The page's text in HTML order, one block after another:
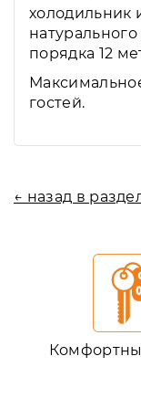
холодильник
порядка 12
гостей.
← назад в